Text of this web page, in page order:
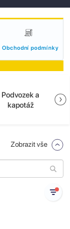
Obchodní podmínky
Podvozek a
kapotáž
Zobrazit vše